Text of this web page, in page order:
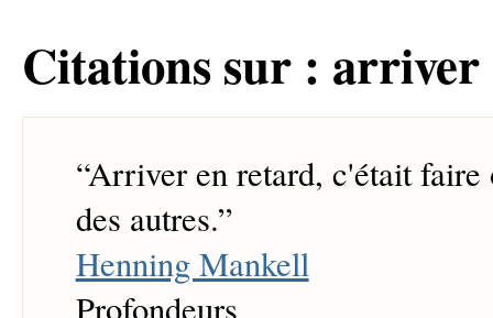
Citations sur :
“Arriver en retard, c'était faire
des autres.”
Henning Mankell
Profondeurs